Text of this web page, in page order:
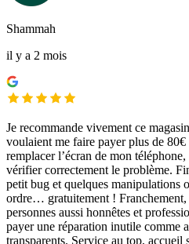
Shammah
il y a 2 mois
Je recommande vivement ce
voulaient me faire payer plus de
remplacer l’écran de mon
vérifier correctement le problème.
petit bug et quelques manipulations
ordre… gratuitement !
personnes aussi honnêtes et
payer une réparation inutile comme
transparents. Service au top, accueil